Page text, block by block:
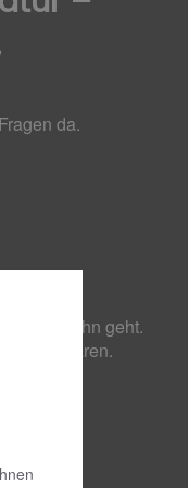
da.
geht.
vereinbaren.